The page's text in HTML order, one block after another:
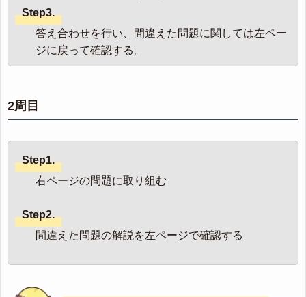
Step3.
答え合わせを行い、間違えた問題に関しては左ペー
ジに戻って確認する。
2周目
Step1.
右ページの問題に取り組む
Step2.
間違えた問題の解説を左ページで確認する